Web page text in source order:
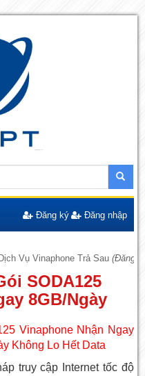
Đăng ký Đăng nhập
Dịch Vụ Vinaphone Trả Sau (Đăng
SODA125
8GB/Ngày
Vinaphone Nhận Ngay
Không Lo Hết Data
truy cập Internet tốc độ